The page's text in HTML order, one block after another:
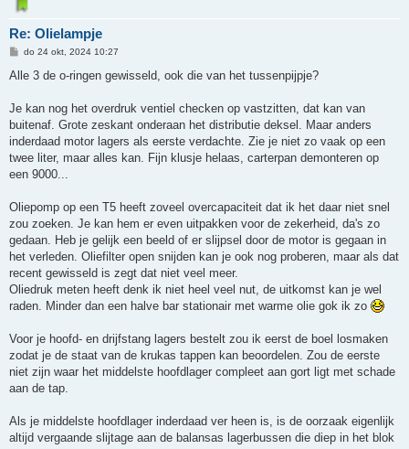
Re: Olielampje
B
r
h
do 24 okt, 2024 10:27
Alle 3 de o-ringen gewisseld, ook die van het tussenpijpje?
Je kan nog het overdruk ventiel checken op vastzitten, dat kan van
buitenaf. Grote zeskant onderaan het distributie deksel. Maar anders
inderdaad motor lagers als eerste verdachte. Zie je niet zo vaak op een
twee liter, maar alles kan. Fijn klusje helaas, carterpan demonteren op
een 9000...
Oliepomp op een T5 heeft zoveel overcapaciteit dat ik het daar niet snel
zou zoeken. Je kan hem er even uitpakken voor de zekerheid, da's zo
gedaan. Heb je gelijk een beeld of er slijpsel door de motor is gegaan in
het verleden. Oliefilter open snijden kan je ook nog proberen, maar als dat
recent gewisseld is zegt dat niet veel meer.
Oliedruk meten heeft denk ik niet heel veel nut, de uitkomst kan je wel
raden. Minder dan een halve bar stationair met warme olie gok ik zo
Voor je hoofd- en drijfstang lagers bestelt zou ik eerst de boel losmaken
zodat je de staat van de krukas tappen kan beoordelen. Zou de eerste
niet zijn waar het middelste hoofdlager compleet aan gort ligt met schade
aan de tap.
Als je middelste hoofdlager inderdaad ver heen is, is de oorzaak eigenlijk
altijd vergaande slijtage aan de balansas lagerbussen die diep in het blok